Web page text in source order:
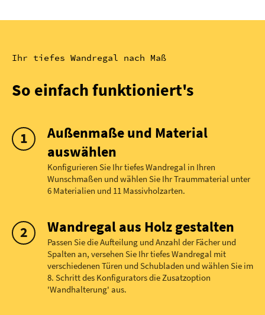
Ihr tiefes Wandregal nach Maß
So einfach funktioniert's
Außenmaße und Material
auswählen
Konfigurieren Sie Ihr tiefes Wandregal in Ihren
Wunschmaßen und wählen Sie Ihr Traummaterial unter
6 Materialien und 11 Massivholzarten.
Wandregal aus Holz gestalten
Passen Sie die Aufteilung und Anzahl der Fächer und
Spalten an, versehen Sie Ihr tiefes Wandregal mit
verschiedenen Türen und Schubladen und wählen Sie im
8. Schritt des Konfigurators die Zusatzoption
'Wandhalterung' aus.